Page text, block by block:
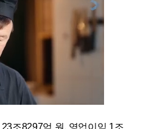
조8297억 원, 영업이익 1조